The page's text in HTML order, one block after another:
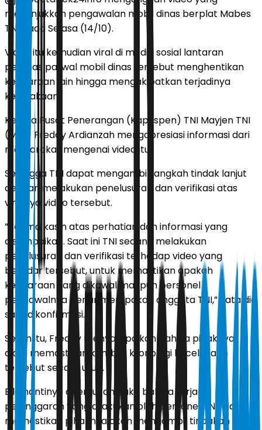
menunjukkan pengawalan mobil dinas berplat Mabes
TNI pada Selasa (14/10).
Video itu kemudian viral di media sosial lantaran
petugas patwal mobil dinas tersebut menghentikan
kendaraan lain hingga mengakibatkan terjadinya
kecelakaan.
Kepala Pusat Penerangan (Kapuspen) TNI Mayjen TNI
(Mar) Freddy Ardianzah mengapresiasi informasi dari
masyarakat mengenai video itu.
Sehingga TNI dapat mengambil langkah tindak lanjut
dengan melakukan penelusuran dan verifikasi atas
viralnya video tersebut.
”Terima kasih atas perhatian dan informasi yang
disampaikan. Saat ini TNI sedang melakukan
penelusuran dan verifikasi terhadap video yang
beredar tersebut, untuk memastikan apakah
kendaraan yang dikawal maupun personel
pengawalnya benar merupakan anggota TNI,” kata dia
saat dikonfirmasi.
Selain itu, Freddy menyampaikan bahwa pihaknya
akan memastikan kembali kronologi kecelakaan
tersebut secara utuh.
Bila nantinya ditemukan bukti bahwa terjadi
pelanggaran yang dilakukan oleh personel TNI, dia
memastikan pihaknya akan mengambil tindakan